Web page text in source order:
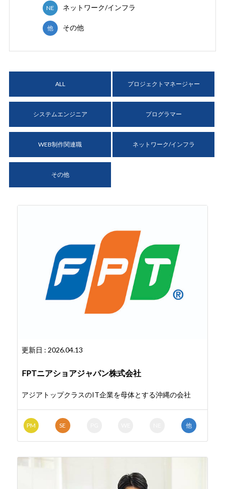
NE ネットワーク/インフラ
他 その他
ALL プロジェクトマネージャー
システムエンジニア プログラマー
WEB制作関連職 ネットワーク/インフラ
その他
更新日 : 2026.04.13
FPTニアショアジャパン株式会社
アジアトップクラスのIT企業を母体とする沖縄の会社
PM SE 他